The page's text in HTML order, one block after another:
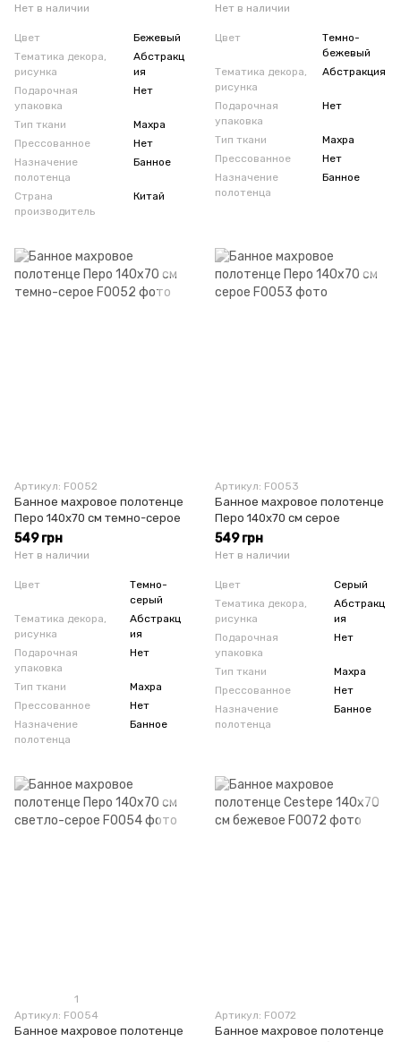
Нет в наличии
Цвет
Бежевый
Тематика декора,
рисунка
Абстракц
ия
Подарочная
упаковка
Нет
Тип ткани
Махра
Прессованное
Нет
Назначение
полотенца
Банное
Страна
производитель
Китай
Нет в наличии
Цвет
Темно-
бежевый
Тематика декора,
рисунка
Абстракция
Подарочная
упаковка
Нет
Тип ткани
Махра
Прессованное
Нет
Назначение
полотенца
Банное
Артикул: F0052
Банное махровое полотенце
Перо 140х70 см темно-серое
549 грн
Нет в наличии
Цвет
Темно-
серый
Тематика декора,
рисунка
Абстракц
ия
Подарочная
упаковка
Нет
Тип ткани
Махра
Прессованное
Нет
Назначение
полотенца
Банное
Артикул: F0053
Банное махровое полотенце
Перо 140х70 см серое
549 грн
Нет в наличии
Цвет
Серый
Тематика декора,
рисунка
Абстракц
ия
Подарочная
упаковка
Нет
Тип ткани
Махра
Прессованное
Нет
Назначение
полотенца
Банное
1
Артикул: F0054
Банное махровое полотенце
Артикул: F0072
Банное махровое полотенце